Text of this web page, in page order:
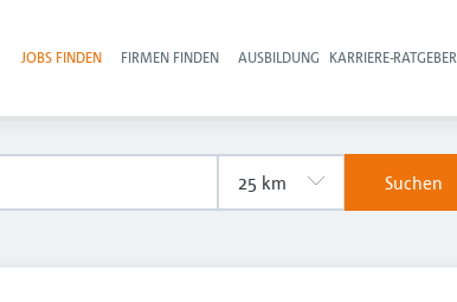
Haupt-Navigation
JOBS FINDEN FIRMEN FINDEN AUSBILDUNG KARRIERE-RATGEBER
Suchen